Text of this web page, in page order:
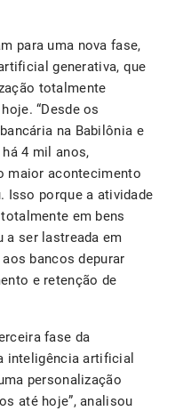
para uma nova fase,
generativa, que
totalmente
“Desde os
na Babilônia e
4 mil anos,
maior acontecimento
Isso porque a atividade
em bens
ser lastreada em
bancos depurar
e retenção de
fase da
inteligência artificial
personalização
até hoje”, analisou